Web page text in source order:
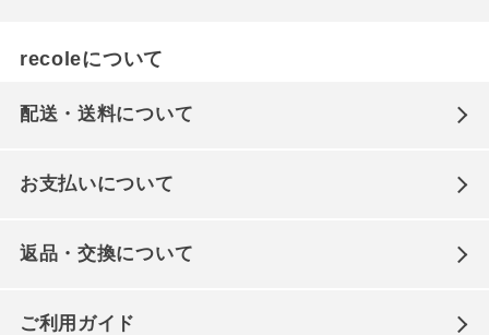
recoleについて
配送・送料について
お支払いについて
返品・交換について
ご利用ガイド